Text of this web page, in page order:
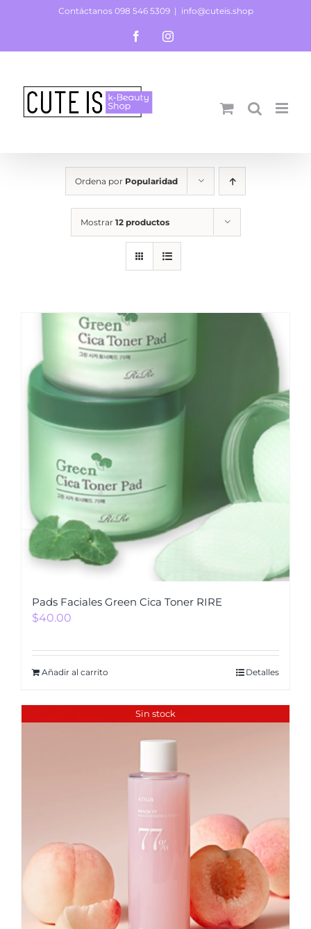
Contáctanos 098 546 5309 | info@cuteis.shop
FacebookInstagram
Ordena por Popularidad
Mostrar 12 productos
Pads Faciales Green Cica Toner RIRE
$40.00
Añadir al carrito Detalles
Sin stock